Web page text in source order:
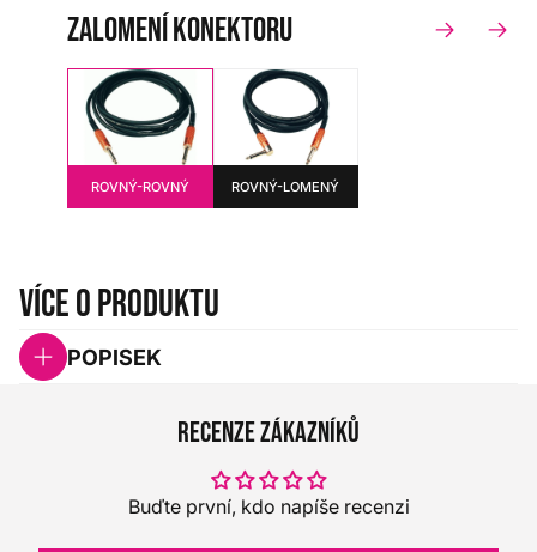
zalomení konektoru
ROVNÝ-ROVNÝ ROVNÝ-LOMENÝ
Více o produktu
POPISEK
Recenze zákazníků
Buďte první, kdo napíše recenzi